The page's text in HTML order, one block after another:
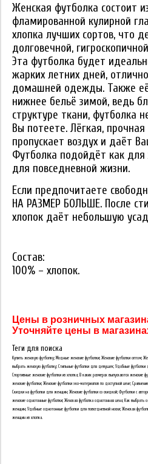
Женская футболка состоит
фламированной кулирной
хлопка лучших сортов, что
долговечной,
Эта футболка будет
жарких летних дней,
домашней одежды. Также
нижнее бельё зимой, ведь
структуре ткани, футболка
Вы потеете. Лёгкая, прочная
пропускает воздух и даёт
Футболка подойдёт как для
для повседневной жизни.
Если предпочитаете
НА РАЗМЕР БОЛЬШЕ. После
хлопок даёт небольшую
Состав:
100% – хлопок.
Цены в розничных
Уточняйте цены в
Теги для поиска
Купить женскую футболку; Модные женские футболки; Женские футболки оптом;
выбрать женскую футболку; Стильные футболки для девушек; Удобные футболки
Спортивные женские футболки из хлопка; В каких размерах выпускаются
женские футболки; Женские футболки эко-материалов по доступной цене;
Скидки на футболки для женщин; Женские футболки со скидкой; Футболки с
женские однотонные футболки; Женская футболка однотонная цена; Как
женщин; Удобные однотонные футболки для повседневной носки; Женская
женщин из хлопка.